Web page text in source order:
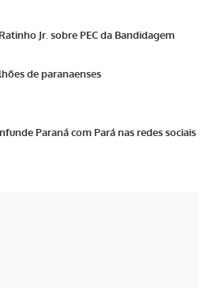
Jr. sobre PEC da Bandidagem
de paranaenses
Paraná com Pará nas redes sociais